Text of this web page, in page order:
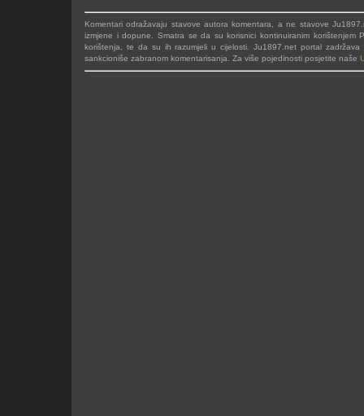
Komentari odražavaju stavove autora komentara, a ne stavove
izmjene i dopune. Smatra se da su korisnici kontinuiranim
korištenja, te da su ih razumjeli u cijelosti. Ju1897.net portal
sankcioniše zabranom komentarisanja. Za više pojedinosti posjetite naše